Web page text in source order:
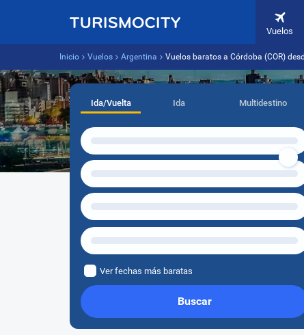
Vuelos
Inicio Vuelos Argentina Vuelos baratos a Córdoba (COR)
Ida/Vuelta Ida Multidestino
Ver fechas más baratas
Buscar